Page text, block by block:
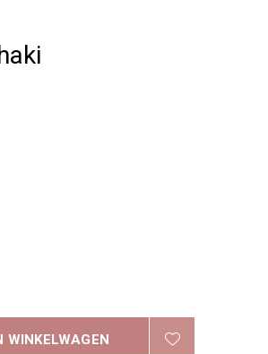
WINKELWAGEN